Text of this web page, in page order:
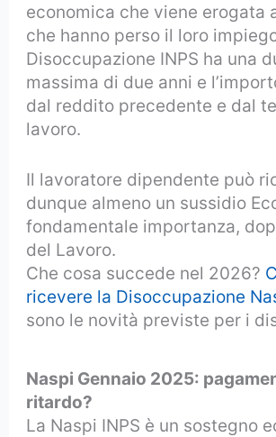
economica che viene erogata
che hanno perso il loro
Disoccupazione INPS ha una
massima di due anni e
dal reddito precedente e dal
lavoro.
Il lavoratore dipendente può
dunque almeno un sussidio
fondamentale importanza,
del Lavoro.
Che cosa succede nel 2026?
ricevere la Disoccupazione
sono le novità previste per i
Naspi Gennaio 2025:
ritardo?
La Naspi INPS è un sostegno